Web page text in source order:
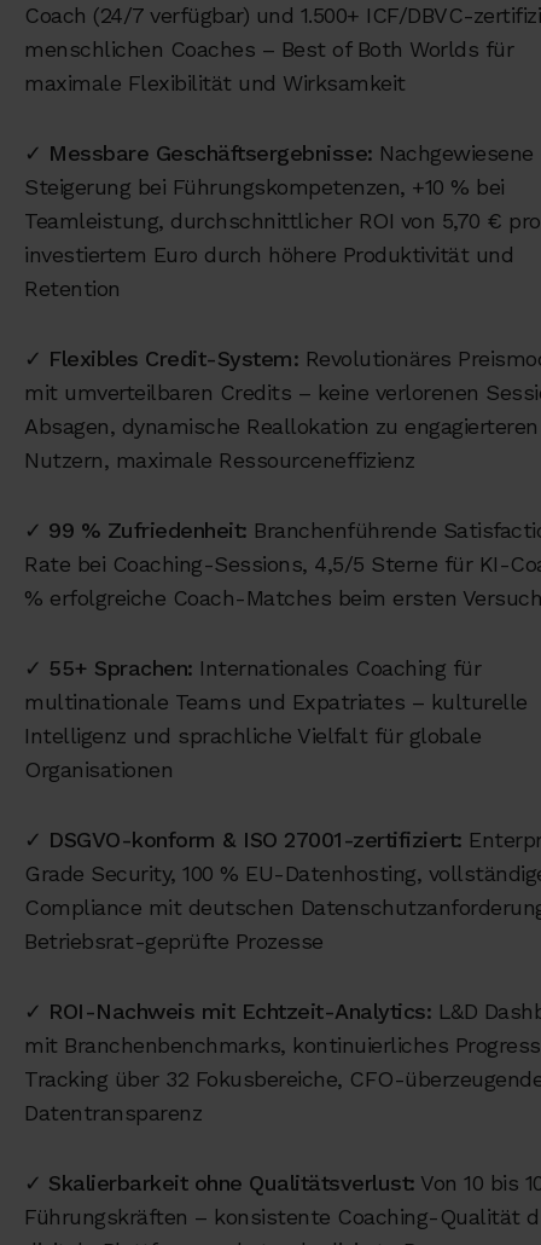
Coach (24/7 verfügbar) und 1.500+ ICF/DBVC-
menschlichen Coaches – Best of Both Worlds für
maximale Flexibilität und Wirksamkeit
✓ Messbare Geschäftsergebnisse: Nachgewiesene
Steigerung bei Führungskompetenzen, +10 % bei
Teamleistung, durchschnittlicher ROI von 5,70 € pro
investiertem Euro durch höhere Produktivität und
Retention
✓ Flexibles Credit-System: Revolutionäres
mit umverteilbaren Credits – keine verlorenen
Absagen, dynamische Reallokation zu engagierteren
Nutzern, maximale Ressourceneffizienz
✓ 99 % Zufriedenheit: Branchenführende
Rate bei Coaching-Sessions, 4,5/5 Sterne für KI-
% erfolgreiche Coach-Matches beim ersten
✓ 55+ Sprachen: Internationales Coaching für
multinationale Teams und Expatriates – kulturelle
Intelligenz und sprachliche Vielfalt für globale
Organisationen
✓ DSGVO-konform & ISO 27001-zertifiziert:
Grade Security, 100 % EU-Datenhosting,
Compliance mit deutschen
Betriebsrat-geprüfte Prozesse
✓ ROI-Nachweis mit Echtzeit-Analytics: L&D
mit Branchenbenchmarks, kontinuierliches
Tracking über 32 Fokusbereiche, CFO-
Datentransparenz
✓ Skalierbarkeit ohne Qualitätsverlust: Von 10 bis
Führungskräften – konsistente Coaching-Qualität